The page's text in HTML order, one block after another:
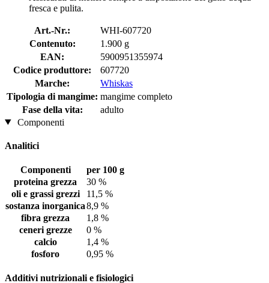
fresca e pulita.
Art.-Nr.:
WHI-607720
Contenuto:
1.900 g
EAN:
5900951355974
Codice produttore:
607720
Marche:
Whiskas
Tipologia di mangime: mangime completo
Fase della vita:
adulto
Componenti
Analitici
Componenti
per 100 g
proteina grezza
30 %
oli e grassi grezzi
11,5 %
sostanza inorganica8,9 %
fibra grezza
1,8 %
ceneri grezze
0 %
calcio
1,4 %
fosforo
0,95 %
Additivi nutrizionali e fisiologici